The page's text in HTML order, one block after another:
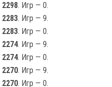
2298. Игр — 0.
2283. Игр — 9.
2283. Игр — 0.
2274. Игр — 9.
2274. Игр — 0.
2270. Игр — 9.
2270. Игр — 0.